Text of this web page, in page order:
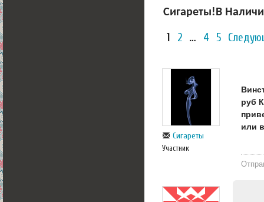
Сигареты!В
1 2 … 4 5
Сигареты
Участник
руб
или